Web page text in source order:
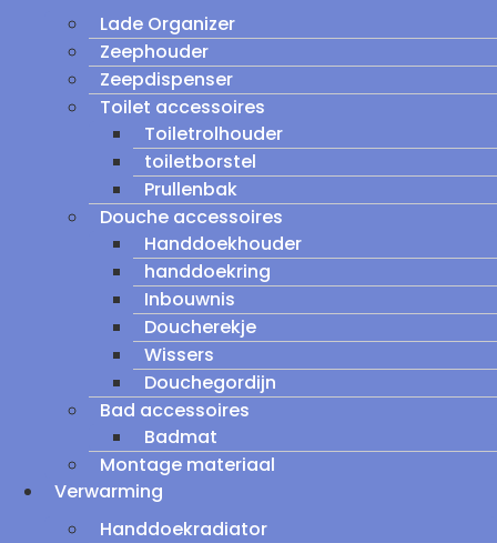
Lade Organizer
Zeephouder
Zeepdispenser
Toilet accessoires
Toiletrolhouder
toiletborstel
Prullenbak
Douche accessoires
Handdoekhouder
handdoekring
Inbouwnis
Doucherekje
Wissers
Douchegordijn
Bad accessoires
Badmat
Montage materiaal
Verwarming
Handdoekradiator